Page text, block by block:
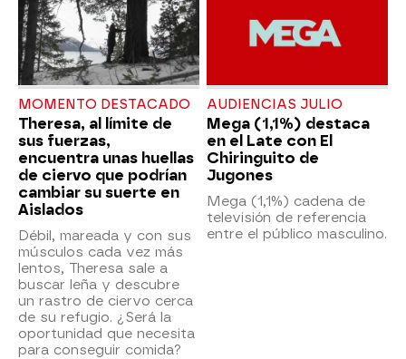
MOMENTO DESTACADO
Theresa, al límite de
sus fuerzas,
encuentra unas huellas
de ciervo que podrían
cambiar su suerte en
Aislados
Débil, mareada y con sus
músculos cada vez más
lentos, Theresa sale a
buscar leña y descubre
un rastro de ciervo cerca
de su refugio. ¿Será la
oportunidad que necesita
para conseguir comida?
AUDIENCIAS JULIO
Mega (1,1%) destaca
en el Late con El
Chiringuito de
Jugones
Mega (1,1%) cadena de
televisión de referencia
entre el público masculino.